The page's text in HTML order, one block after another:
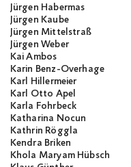
Jürgen Habermas
Jürgen Kaube
Jürgen Mittelstraß
Jürgen Weber
Kai Ambos
Karin Benz-Overhage
Karl Hillermeier
Karl Otto Apel
Karla Fohrbeck
Katharina Nocun
Kathrin Röggla
Kendra Briken
Khola Maryam Hübsch